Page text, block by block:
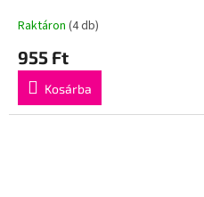
Raktáron (4 db)
955 Ft
Kosárba